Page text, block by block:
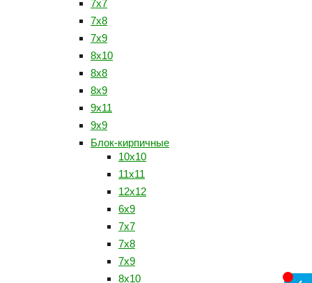
7х7
7х8
7х9
8х10
8х8
8х9
9х11
9х9
Блок-кирпичные
10х10
11х11
12х12
6х9
7х7
7х8
7х9
8х10